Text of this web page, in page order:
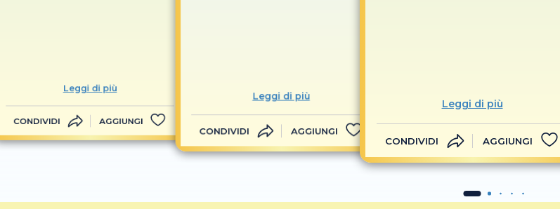
Leggi di più
CONDIVIDI AGGIUNGI
Leggi di più
CONDIVIDI AGGIUNGI
Leggi di più
CONDIVIDI AGGIUNGI